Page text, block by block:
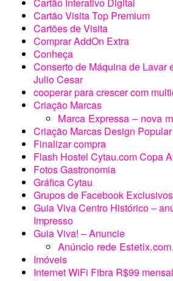
Cartão Visita Top Premium
Cartões de Visita
Comprar AddOn Extra
Conheça
Conserto de Máquina de Lavar
Julio Cesar
cooperar para crescer com
Criação Marcas
Marca Expressa – nova
Criação Marcas Design
Finalizar compra
Flash Hostel Cytau.com Copa
Fotos Gastronomia
Gráfica Cytau
Grupos de Facebook
Guia Viva Centro Histórico –
Impresso
Guia Viva! – Anuncie
Anúncio rede
Imóveis
Internet WiFi Fibra R$99